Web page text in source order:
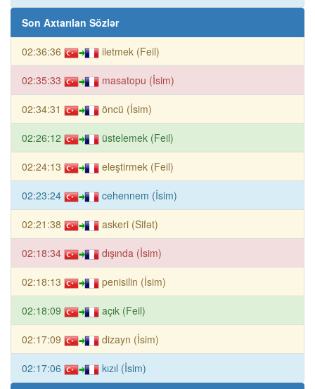
Son Axtarılan Sözlər
02:36:36 iletmek (Feil)
02:35:33 masatopu (İsim)
02:34:31 öncü (İsim)
02:26:12 üstelemek (Feil)
02:24:13 eleştirmek (Feil)
02:23:24 cehennem (İsim)
02:21:38 askeri (Sifət)
02:18:34 dışında (İsim)
02:18:13 penisilin (İsim)
02:18:09 açık (Feil)
02:17:09 dizayn (İsim)
02:17:06 kızıl (İsim)